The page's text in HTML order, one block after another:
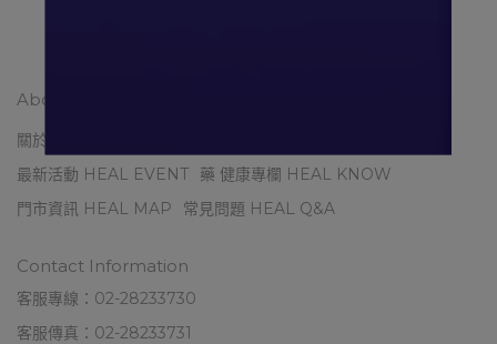
About Healpharma
關於赫爾 ABOUT HEAL
最新活動 HEAL EVENT
藥 健康專欄 HEAL KNOW
門市資訊 HEAL MAP
常見問題 HEAL Q&A
Contact Information
客服專線：02-28233730
客服傳真：02-28233731